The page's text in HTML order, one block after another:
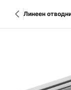
Линеен